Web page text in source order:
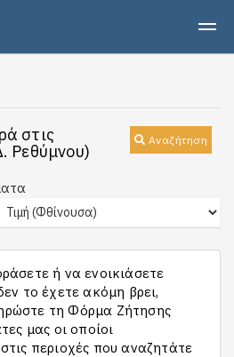
Αναζήτηση
στις
Ρεθύμνου)
ή να ενοικιάσετε
το έχετε ακόμη βρει,
τη Φόρμα Ζήτησης
μας οι οποίοι
περιοχές που αναζητάτε